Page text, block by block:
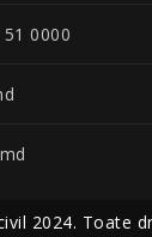
0000
2024. Toate